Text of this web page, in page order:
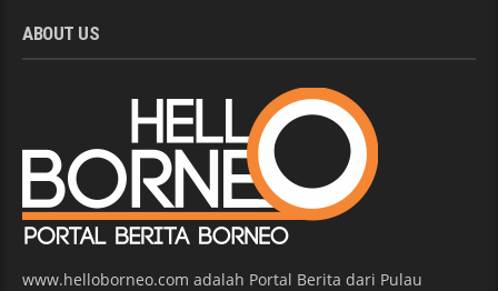
ABOUT US
www.helloborneo.com adalah Portal Berita dari Pulau